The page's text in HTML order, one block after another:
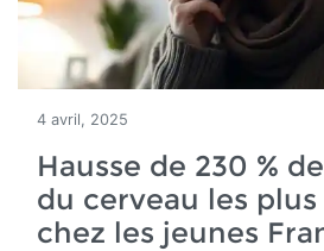
4 avril, 2025
Hausse de 230 %
du cerveau les
chez les jeunes